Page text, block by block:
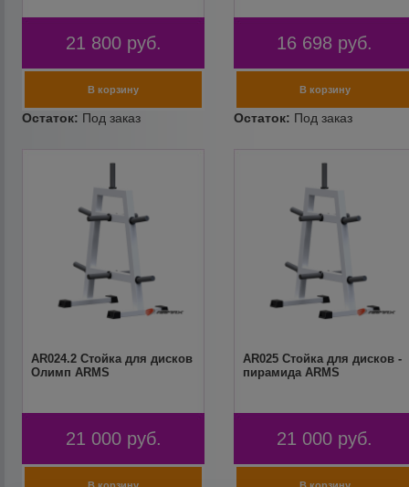
21 800 руб. 16 698 руб.
AR024.2 Стойка для дисков
Олимп ARMS
21 000 руб.
AR025 Стойка для дисков -
пирамида ARMS
21 000 руб.